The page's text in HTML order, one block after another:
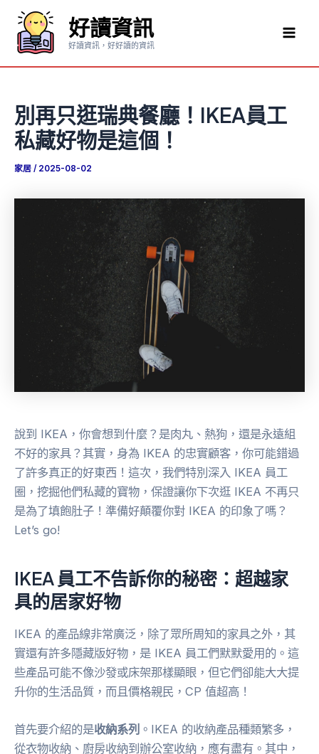
要
好讀資訊
好讀資訊，好好讀的資訊
別再只逛瑞典餐廳！IKEA員工
私藏好物是這個！
家居 / 2025-08-02
說到 IKEA，你會想到什麼？是肉丸、熱狗，還是永遠組
不好的家具？其實，身為 IKEA 的忠實顧客，你可能錯過
了許多真正的好東西！這次，我們特別深入 IKEA 員工
圈，挖掘他們私藏的寶物，保證讓你下次逛 IKEA 不再只
是為了填飽肚子！準備好顛覆你對 IKEA 的印象了嗎？
Let’s go!
IKEA 員工不告訴你的秘密：超越家
具的居家好物
IKEA 的產品線非常廣泛，除了眾所周知的家具之外，其
實還有許多隱藏版好物，是 IKEA 員工們默默愛用的。這
些產品可能不像沙發或床架那樣顯眼，但它們卻能大大提
升你的生活品質，而且價格親民，CP 值超高！
首先要介紹的是收納系列 。IKEA 的收納產品種類繁多，
從衣物收納、廚房收納到辦公室收納，應有盡有。其中，